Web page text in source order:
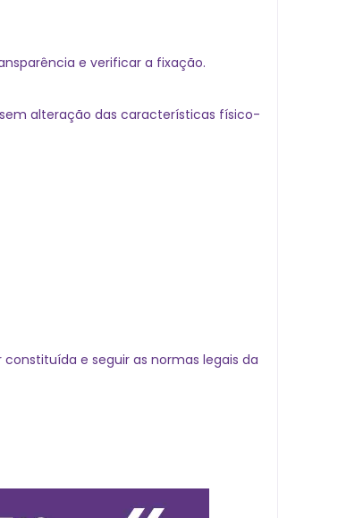
e verificar a fixação.
alteração das características físico-
e seguir as normas legais da